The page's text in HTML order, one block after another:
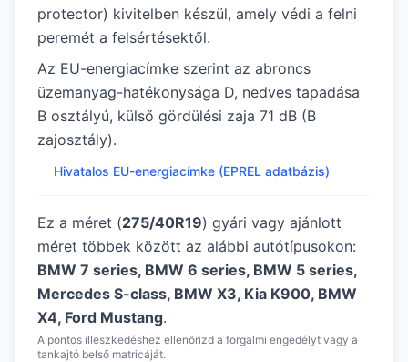
protector) kivitelben készül, amely védi a felni
peremét a felsértésektől.
Az EU-energiacímke szerint az abroncs
üzemanyag-hatékonysága D, nedves tapadása
B osztályú, külső gördülési zaja 71 dB (B
zajosztály).
Hivatalos EU-energiacímke (EPREL adatbázis)
Ez a méret (275/40R19) gyári vagy ajánlott
méret többek között az alábbi autótípusokon:
BMW 7 series, BMW 6 series, BMW 5 series,
Mercedes S-class, BMW X3, Kia K900, BMW
X4, Ford Mustang.
A pontos illeszkedéshez ellenőrizd a forgalmi engedélyt vagy a
tankajtó belső matricáját.